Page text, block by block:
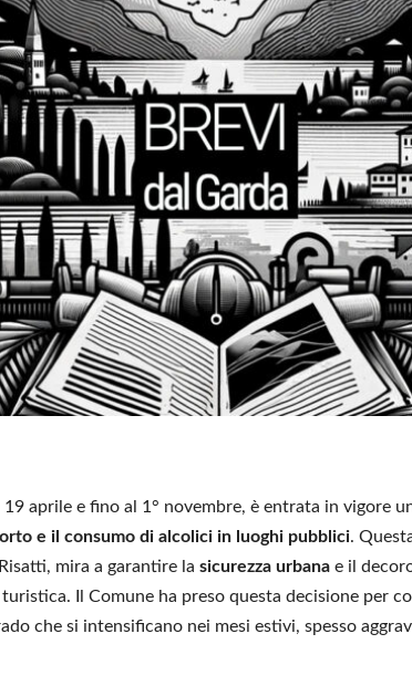
aprile e fino al 1° novembre, è entrata in vigore
e il consumo di alcolici in luoghi pubblici.
mira a garantire la sicurezza urbana e il
Il Comune ha preso questa decisione per
che si intensificano nei mesi estivi, spesso